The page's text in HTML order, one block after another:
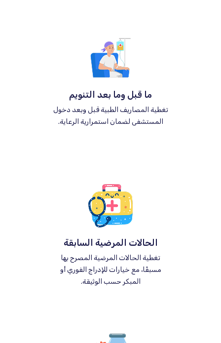
ما قبل وما بعد التنويم
تغطية المصاريف الطبية قبل وبعد دخول
المستشفى لضمان استمرارية الرعاية.
الحالات المرضية السابقة
تغطية الحالات المرضية المصرح بها
مسبقًا، مع خيارات للإدراج الفوري أو
المبكر حسب الوثيقة.